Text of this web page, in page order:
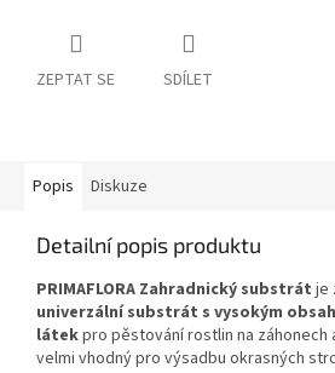
ZEPTAT SE SDÍLET
Popis Diskuze
Detailní popis produktu
PRIMAFLORA Zahradnický substrát je
univerzální substrát s vysokým
látekpro pěstování rostlin na záhonech
velmi vhodný pro výsadbu okrasných